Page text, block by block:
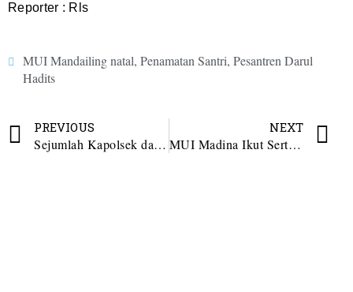
Reporter : Rls
MUI Mandailing natal, Penamatan Santri, Pesantren Darul
Hadits
PREVIOUS
Sejumlah Kapolsek dan Pejabat Utama Polres Madina Sertijab
NEXT
MUI Madina Ikut Serta Gerakan Penanaman 1 Juta Pohon